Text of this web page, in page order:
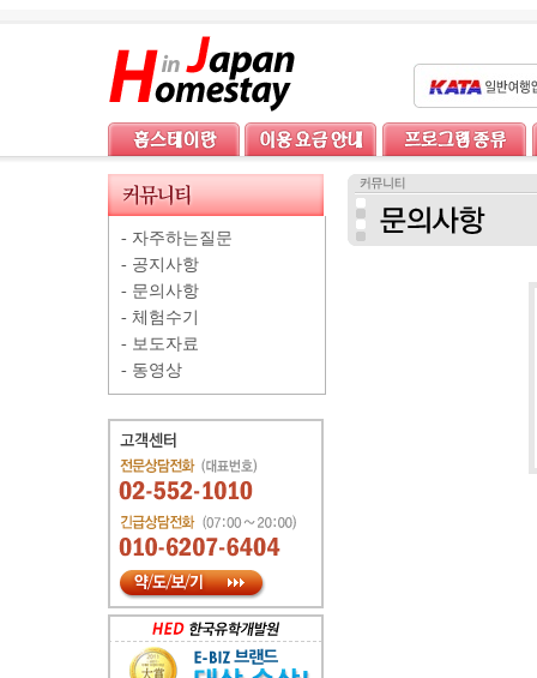
- 자주하는질문
- 공지사항
- 문의사항
- 체험수기
- 보도자료
- 동영상